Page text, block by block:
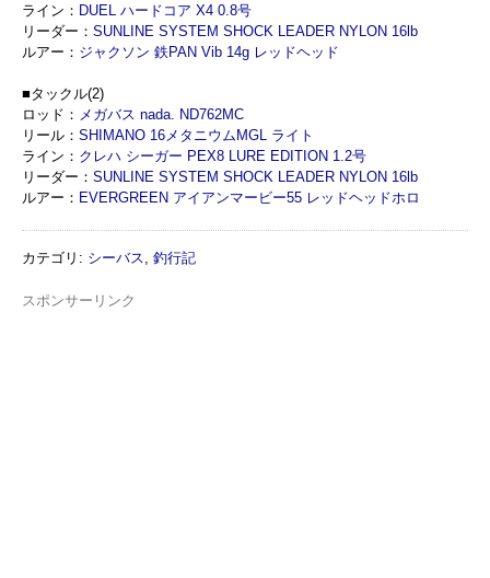
ライン： DUEL ハードコア X4 0.8号
リーダー： SUNLINE SYSTEM SHOCK LEADER NYLON 16lb
ルアー： ジャクソン 鉄PAN Vib 14g レッドヘッド
■タックル(2)
ロッド： メガバス nada. ND762MC
リール： SHIMANO 16メタニウムMGL ライト
ライン： クレハ シーガー PEX8 LURE EDITION 1.2号
リーダー： SUNLINE SYSTEM SHOCK LEADER NYLON 16lb
ルアー： EVERGREEN アイアンマービー55 レッドヘッドホロ
カテゴリ : シーバス 釣行記
スポンサーリンク